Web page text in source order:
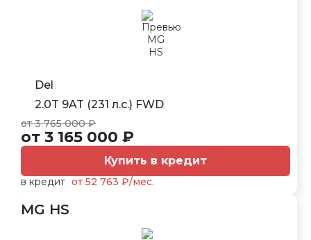
Del
2.0T 9AT (231 л.с.) FWD
от 3 765 000 ₽
от 3 165 000 ₽
Купить в кредит
в кредит от 52 763 ₽/мес.
MG HS